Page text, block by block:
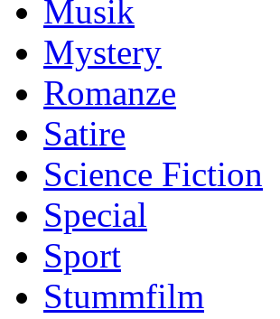
Musik
Mystery
Romanze
Satire
Science Fiction
Special
Sport
Stummfilm